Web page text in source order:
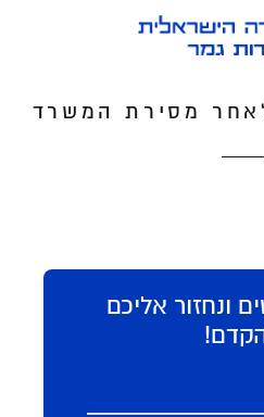
מסירת המשרד
ונחזור אליכם